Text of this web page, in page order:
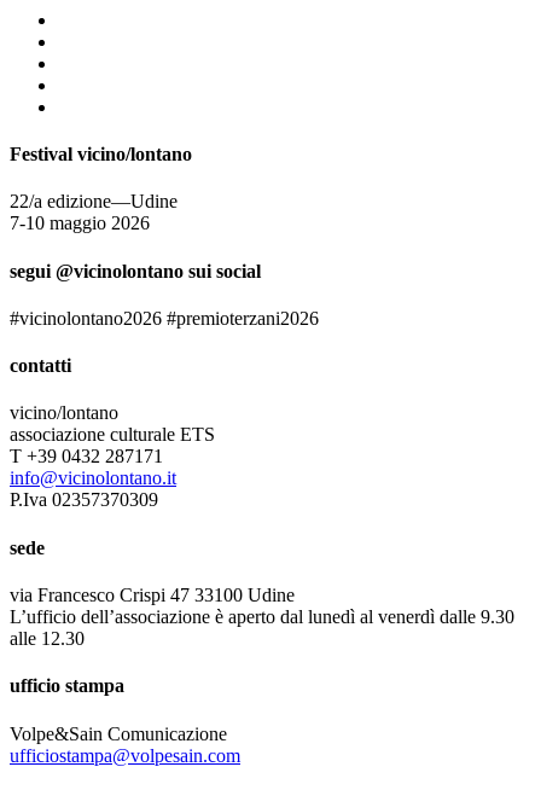
Festival vicino/lontano
22/a edizione—Udine
7-10 maggio 2026
segui @vicinolontano sui social
#vicinolontano2026 #premioterzani2026
contatti
vicino/lontano
associazione culturale ETS
T +39 0432 287171
info@vicinolontano.it
P.Iva 02357370309
sede
via Francesco Crispi 47 33100 Udine
L’ufficio dell’associazione è aperto dal lunedì al venerdì dalle 9.30
alle 12.30
ufficio stampa
Volpe&Sain Comunicazione
ufficiostampa@volpesain.com